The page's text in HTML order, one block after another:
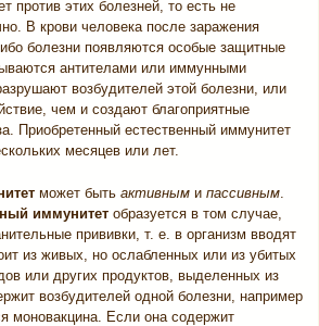
против этих болезней, то есть не
В крови человека после заражения
болезни появляются особые защитные
антителами или иммунными
возбудителей этой болезни, или
чем и создают благоприятные
Приобретенный естественный иммунитет
месяцев или лет.
может быть активным и пассивным.
иммунитет образуется в том случае,
прививки, т. е. в организм вводят
из живых, но ослабленных или из убитых
или других продуктов, выделенных из
возбудителей одной болезни, например
моновакцина. Если она содержит